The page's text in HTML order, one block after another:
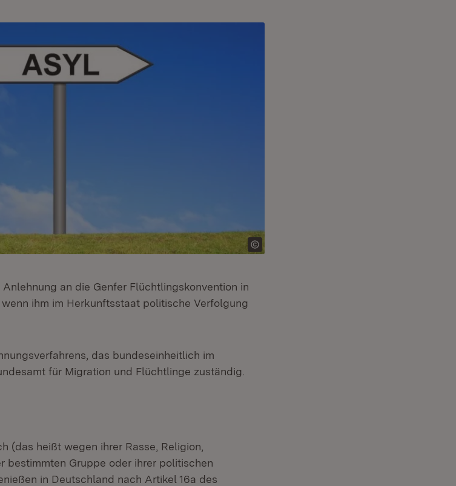
an die Genfer Flüchtlingskonvention in
ihm im Herkunftsstaat politische Verfolgung
das bundeseinheitlich im
für Migration und Flüchtlinge zuständig.
(das heißt wegen ihrer Rasse, Religion,
bestimmten Gruppe oder ihrer politischen
in Deutschland nach Artikel 16a des